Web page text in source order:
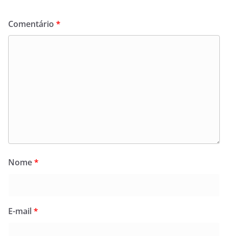
Comentário *
Nome*
E-mail*